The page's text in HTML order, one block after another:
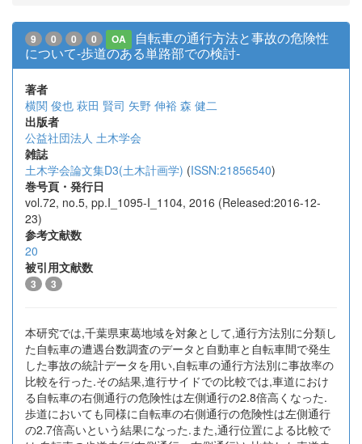
9 0 0 0 OA
自転車の通行方法と事故の危険性
について-歩道のある単路部での検討-
著者
横関 俊也 萩田 賢司 矢野 伸裕 森 健二
出版者
公益社団法人 土木学会
雑誌
土木学会論文集D3(土木計画学) (ISSN:21856540)
巻号頁・発行日
vol.72, no.5, pp.I_1095-I_1104, 2016 (Released:2016-12-
23)
参考文献数
20
被引用文献数
3 3
本研究では,千葉県東葛地域を対象として,通行方法別に分類し
た自転車の遭遇台数調査のデータと自動車と自転車間で発生
した事故の統計データを用い,自転車の通行方法別に事故率の
比較を行った.その結果,進行サイドでの比較では,車道におけ
る自転車の右側通行の危険性は左側通行の2.8倍高くなった.
歩道においても同様に自転車の右側通行の危険性は左側通行
の2.7倍高いという結果になった.また,通行位置による比較で